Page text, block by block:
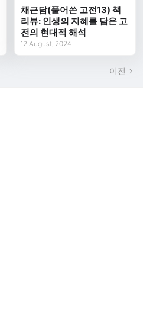
채근담(풀어쓴 고전13) 책
리뷰: 인생의 지혜를 담은 고
전의 현대적 해석
12 August, 2024
이전